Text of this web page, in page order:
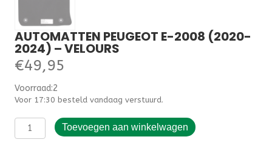
AUTOMATTEN PEUGEOT E-2008 (2020-
2024) – VELOURS
€49,95
Voorraad:2
Voor 17:30 besteld vandaag verstuurd.
Automatten
Peugeot
Toevoegen aan winkelwagen